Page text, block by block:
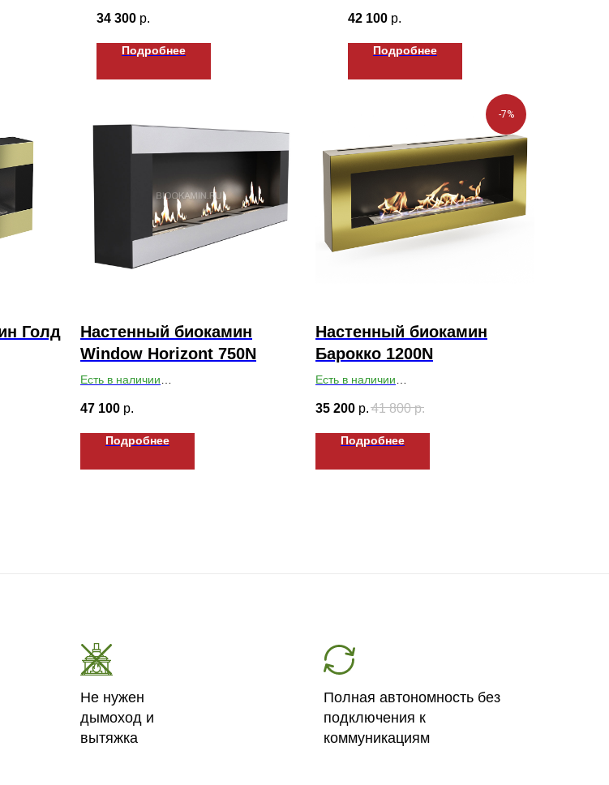
34 300 р.
Подробнее
42 100 р.
Подробнее
Голд
Настенный биокамин
Window Horizont 750N
Есть в наличии
47 100 р.
Подробнее
-7%
Настенный биокамин
Барокко 1200N
Есть в наличии
35 200 р. 41 800 р.
Подробнее
Не нужен
дымоход и
вытяжка
Полная автономность без
подключения к
коммуникациям